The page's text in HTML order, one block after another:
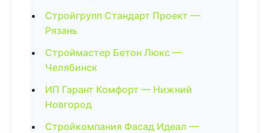
Стройгрупп Стандарт Проект —
Рязань
Строймастер Бетон Люкс —
Челябинск
ИП Гарант Комфорт — Нижний
Новгород
Стройкомпания Фасад Идеал —